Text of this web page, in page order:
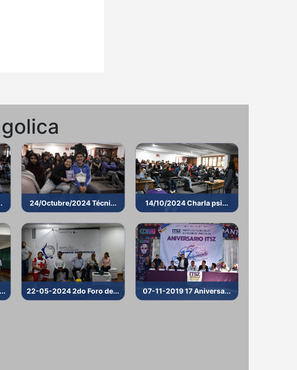
24/Octubre/2024 Técni... 14/10/2024 Charla psi...
22-05-2024 2do Foro de... 07-11-2019 17 Aniversa...